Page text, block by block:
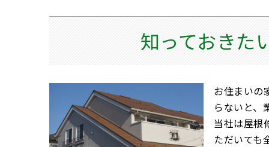
知っておきた
お住まいの
らないと、
当社は屋根
ただいても